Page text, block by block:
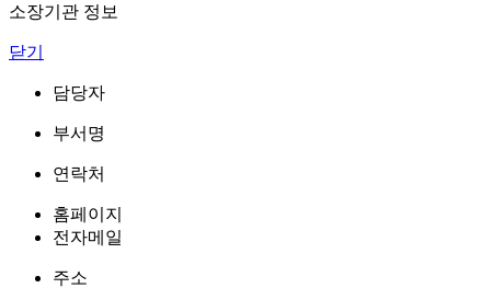
소장기관 정보
닫기
담당자
부서명
연락처
홈페이지
전자메일
주소